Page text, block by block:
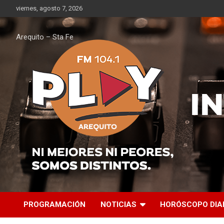
al
contenido
viernes, agosto 7, 2026
Arequito – Sta Fe
PROGRAMACIÓN NOTICIAS HORÓSCOPO